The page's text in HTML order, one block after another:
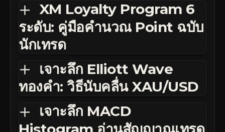
XM Loyalty Program 6
ระดับ: คู่มือคำนวณ Point ฉบับ
นักเทรด
เจาะลึก Elliott Wave
ทองคำ: วิธีนับคลื่น XAU/USD
เจาะลึก MACD